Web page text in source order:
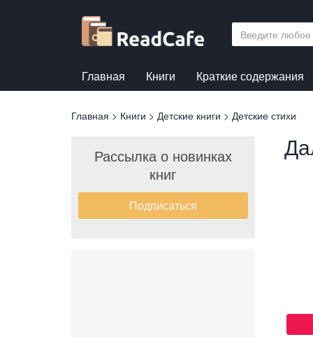
Главная Книги Краткие содержания
Вы
Главная > Книги > Детские книги > Детские стихи
Рассылка о новинках
книг
Подписаться